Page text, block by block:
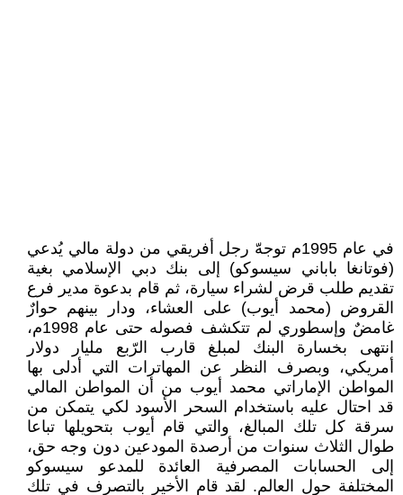
في عام 1995م توجهّ رجل أفريقي من دولة مالي يُدعي
(فوتانغا باباني سيسوكو) إلى بنك دبي الإسلامي بغية
تقديم طلب قرض لشراء سيارة، ثم قام بدعوة مدير فرع
القروض (محمد أيوب) على العشاء، ودار بينهم حوارٌ
غامضٌ وإسطوري لم تتكشف فصوله حتى عام 1998م،
انتهى بخسارة البنك لمبلغ قارب الرّبع مليار دولار
أمريكي، وبصرف النظر عن المهاترات التي أدلى بها
المواطن الإماراتي محمد أيوب من أن المواطن المالي
قد احتال عليه باستخدام السحر الأسود لكي يتمكن من
سرقة كل تلك المبالغ، والتي قام أيوب بتحويلها تباعا
طوال الثلاث سنوات من أرصدة المودعين دون وجه حق،
إلى الحسابات المصرفية العائدة للمدعو سيسوكو
المختلفة حول العالم. لقد قام الأخير بالتصرف في تلك